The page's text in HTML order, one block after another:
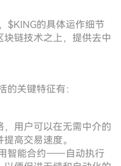
$KING的具体运作细节
链技术之上，提供去中
的关键特征有：
，用户可以在无需中介的
高交易速度。
智能合约——自动执行